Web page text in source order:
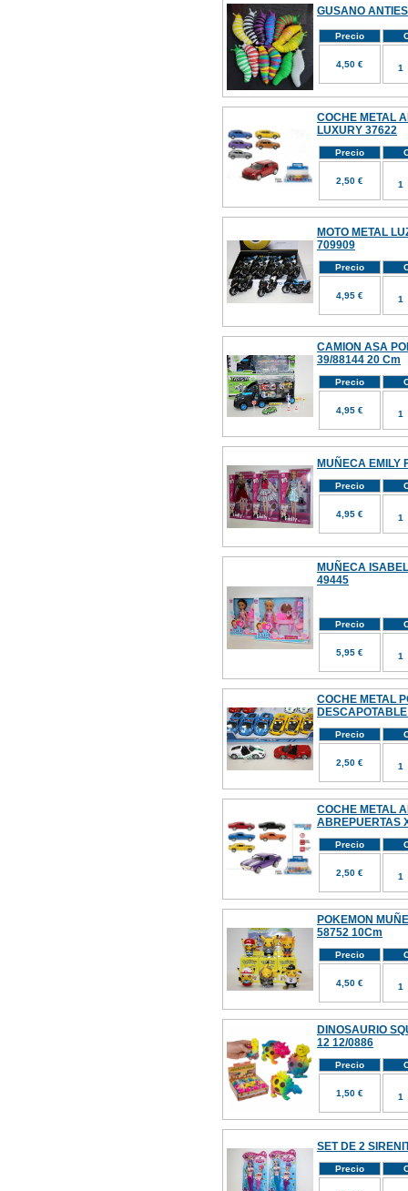
GUSANO
Precio
4,50 €
COCHE METAL
LUXURY 37622
Precio
2,50 €
MOTO METAL
709909
Precio
4,95 €
CAMION ASA
39/88144 20 Cm
Precio
4,95 €
MUÑECA EMILY
Precio
4,95 €
MUÑECA
49445
Precio
5,95 €
COCHE METAL
Precio
2,50 €
COCHE METAL
ABREPUERTAS
Precio
2,50 €
POKEMON
58752 10Cm
Precio
4,50 €
DINOSAURIO
12 12/0886
Precio
1,50 €
SET DE 2
Precio